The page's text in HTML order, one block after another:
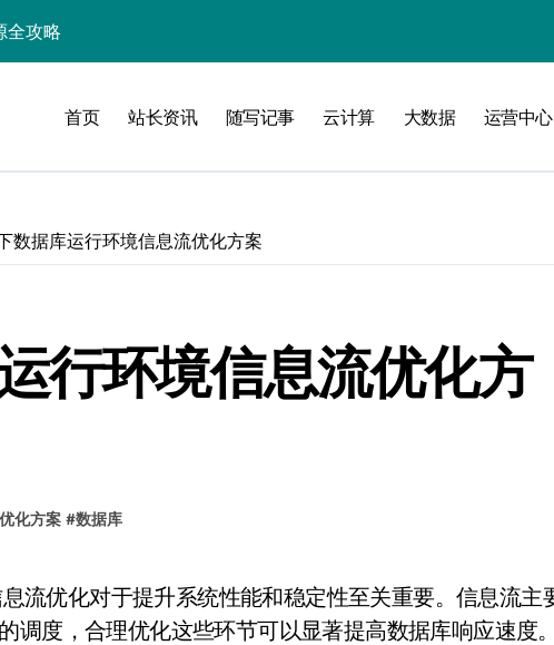
全攻略
揭秘
战解析
长
首页 站长资讯 随写记事 云计算 大数据 运营中心
数据库运行环境信息流优化方案
行环境信息流优化方
优化方案 #数据库
调度，合理优化这些环节可以显著提高数据库响应速度。